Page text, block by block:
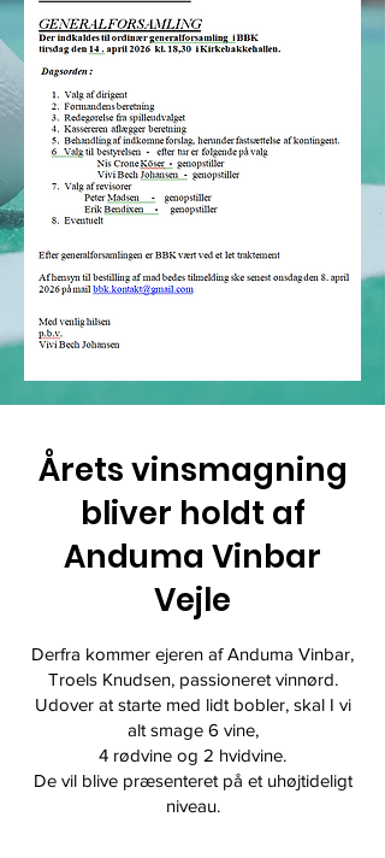
Årets vinsmagning
bliver holdt af
Anduma Vinbar
Vejle
Derfra kommer ejeren af Anduma Vinbar,
Troels Knudsen, passioneret vinnørd.
Udover at starte med lidt bobler, skal I vi
alt smage 6 vine,
4 rødvine og 2 hvidvine.
De vil blive præsenteret på et uhøjtideligt
niveau.